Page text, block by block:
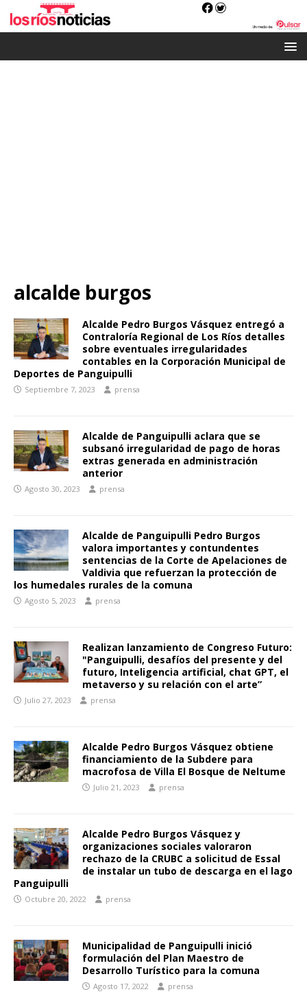
alcalde burgos
Alcalde Pedro Burgos Vásquez entregó a
Contraloría Regional de Los Ríos detalles
sobre eventuales irregularidades
contables en la Corporación Municipal de
Deportes de Panguipulli
Septiembre 7, 2023 prensa
Alcalde de Panguipulli aclara que se
subsanó irregularidad de pago de horas
extras generada en administración
anterior
Agosto 30, 2023 prensa
Alcalde de Panguipulli Pedro Burgos
valora importantes y contundentes
sentencias de la Corte de Apelaciones de
Valdivia que refuerzan la protección de
los humedales rurales de la comuna
Agosto 5, 2023 prensa
Realizan lanzamiento de Congreso Futuro:
"Panguipulli, desafíos del presente y del
futuro, Inteligencia artificial, chat GPT, el
metaverso y su relación con el arte”
Julio 27, 2023 prensa
Alcalde Pedro Burgos Vásquez obtiene
financiamiento de la Subdere para
macrofosa de Villa El Bosque de Neltume
Julio 21, 2023 prensa
Alcalde Pedro Burgos Vásquez y
organizaciones sociales valoraron
rechazo de la CRUBC a solicitud de Essal
de instalar un tubo de descarga en el lago
Panguipulli
Octubre 20, 2022 prensa
Municipalidad de Panguipulli inició
formulación del Plan Maestro de
Desarrollo Turístico para la comuna
Agosto 17, 2022 prensa